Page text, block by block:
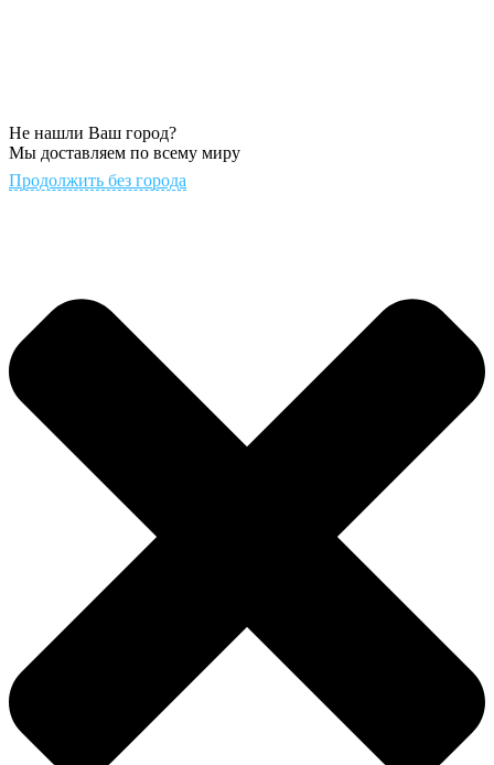
Не нашли Ваш город?
Мы доставляем по всему миру
Продолжить без города